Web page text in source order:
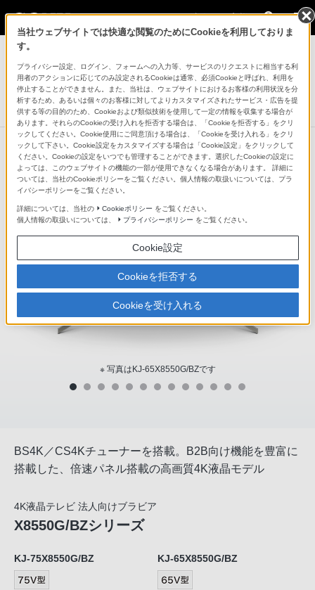
法人のお客様
業務用ディスプレイ・テレビ[法人向け] ブラビア
4K液晶テレビ 法人向けブラビア
X8550G/BZシリーズ
DISCONTINUED 生産完了
※ 写真はKJ-65X8550G/BZです
BS4K／CS4Kチューナーを搭載。B2B向け機能を豊富に
搭載した、倍速パネル搭載の高画質4K液晶モデル
4K液晶テレビ 法人向けブラビア
X8550G/BZシリーズ
KJ-75X8550G/BZ KJ-65X8550G/BZ
当社ウェブサイトでは快適な閲覧のためにCookieを利用しておりま
す。
プライバシー設定、ログイン、フォームへの入力等、サービスのリクエストに相当する利
用者のアクションに応じてのみ設定されるCookieは通常、必須Cookieと呼ばれ、利用を
停止することができません。また、当社は、ウェブサイトにおけるお客様の利用状況を分
析するため、あるいは個々のお客様に対してよりカスタマイズされたサービス・広告を提
供する等の目的のため、Cookieおよび類似技術を使用して一定の情報を収集する場合が
あります。それらのCookieの受け入れを拒否する場合は、「Cookieを拒否する」をクリ
ックしてください。Cookie使用にご同意頂ける場合は、「Cookieを受け入れる」をクリ
ックして下さい。Cookie設定をカスタマイズする場合は「Cookie設定」をクリックして
ください。Cookieの設定をいつでも管理することができます。選択したCookieの設定に
よっては、このウェブサイトの機能の一部が使用できなくなる場合があります。 詳細に
ついては、当社のCookieポリシーをご覧ください。個人情報の取扱いについては、プラ
イバシーポリシーをご覧ください。
詳細については、当社の Cookieポリシー をご覧ください。
個人情報の取扱いについては、
プライバシーポリシー をご覧ください。
Cookie設定
Cookieを拒否する
Cookieを受け入れる